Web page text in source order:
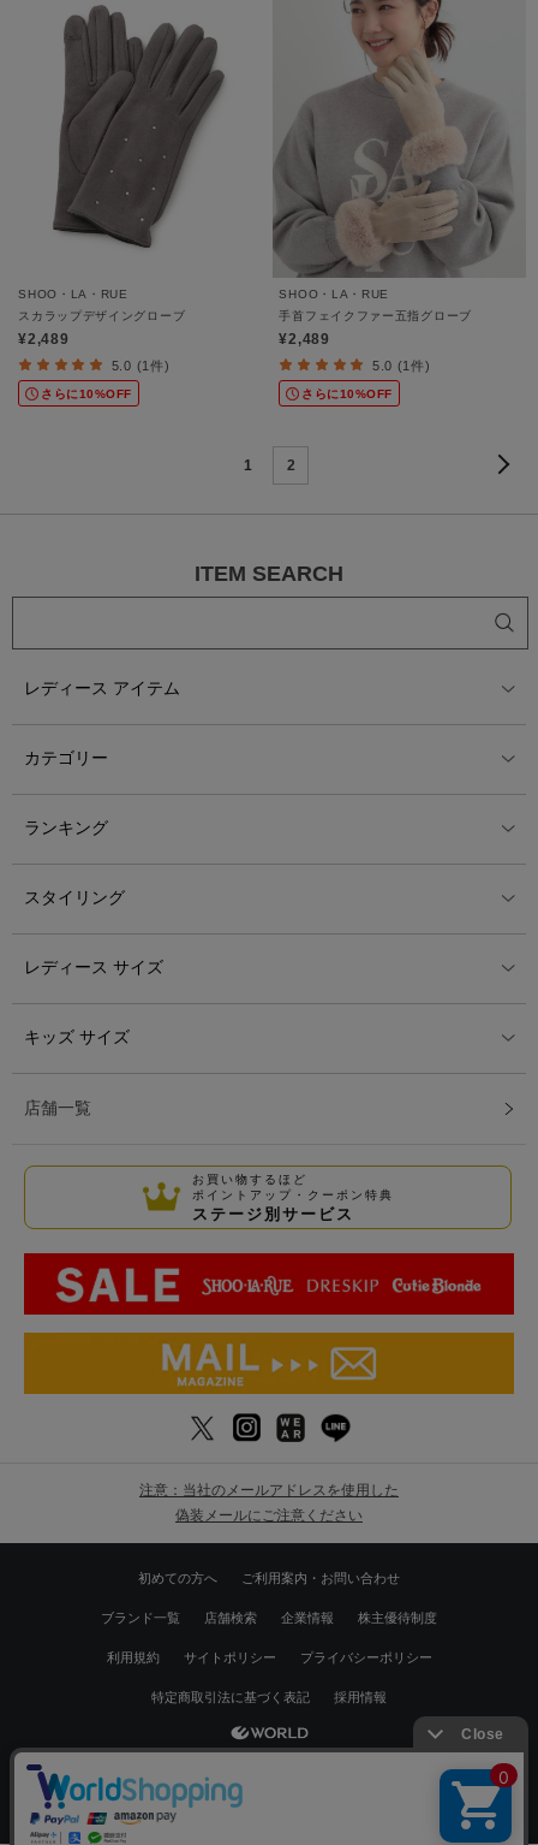
絞り込む
SHOO・LA・RUE
スカラップデザイングローブ
¥2,489
5.0 (1件)
さらに10%OFF
SHOO・LA・RUE
手首フェイクファー五指グローブ
¥2,489
5.0 (1件)
さらに10%OFF
1 2
ITEM SEARCH
レディース アイテム
カテゴリー
ランキング
スタイリング
レディース サイズ
キッズ サイズ
店舗一覧
お買い物するほど
ポイントアップ・クーポン特典
ステージ別サービス
注意：当社のメールアドレスを使用した
偽装メールにご注意ください
初めての方へ ご利用案内・お問い合わせ
ブランド一覧 店舗検索 企業情報 株主優待制度
利用規約 サイトポリシー プライバシーポリシー
特定商取引法に基づく表記 採用情報